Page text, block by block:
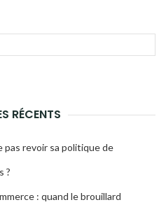
RÉCENTS
pas revoir sa politique de
?
: quand le brouillard